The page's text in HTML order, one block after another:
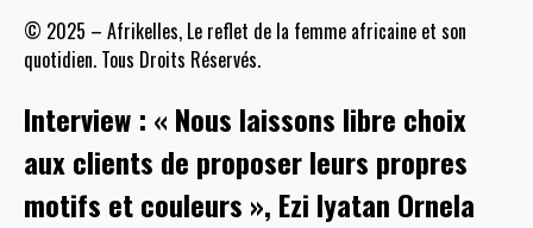
© 2025 – Afrikelles, Le reflet de la femme africaine et son
quotidien. Tous Droits Réservés.
Interview : « Nous laissons libre choix
aux clients de proposer leurs propres
motifs et couleurs », Ezi Iyatan Ornela